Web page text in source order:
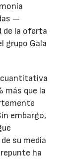
—
de la oferta
grupo Gala
cuantitativa
más que la
embargo,
su media
ha